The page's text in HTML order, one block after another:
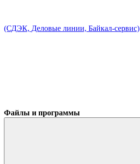
(СДЭК, Деловые линии, Байкал-сервис)
Файлы и программы